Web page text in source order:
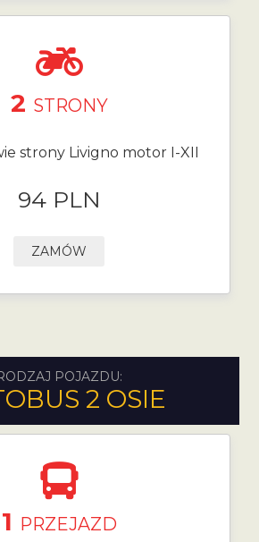
2 STRONY
strony Livigno motor I-XII
94 PLN
ZAMÓW
POJAZDU:
2 OSIE
1 PRZEJAZD